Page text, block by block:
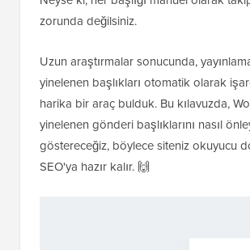
zorunda değilsiniz.
Uzun araştırmalar sonucunda,
yinelenen başlıkları otomatik olarak
harika bir araç bulduk. Bu kılavuzda,
yinelenen gönderi başlıklarını nasıl
göstereceğiz, böylece siteniz okuyucu
SEO'ya hazır kalır. 🙌